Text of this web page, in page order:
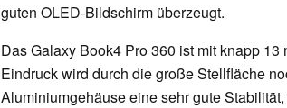
guten OLED-Bildschirm überzeugt.
Das Galaxy Book4 Pro 360 ist mit knapp
Eindruck wird durch die große Stellfläche
Aluminiumgehäuse eine sehr gute